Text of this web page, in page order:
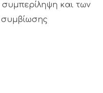
και των